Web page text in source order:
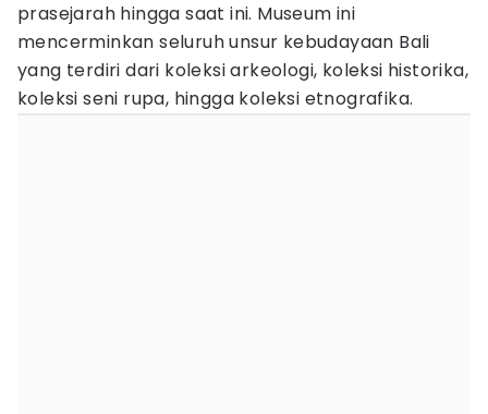
prasejarah hingga saat ini. Museum ini
mencerminkan seluruh unsur kebudayaan Bali
yang terdiri dari koleksi arkeologi, koleksi historika,
koleksi seni rupa, hingga koleksi etnografika.